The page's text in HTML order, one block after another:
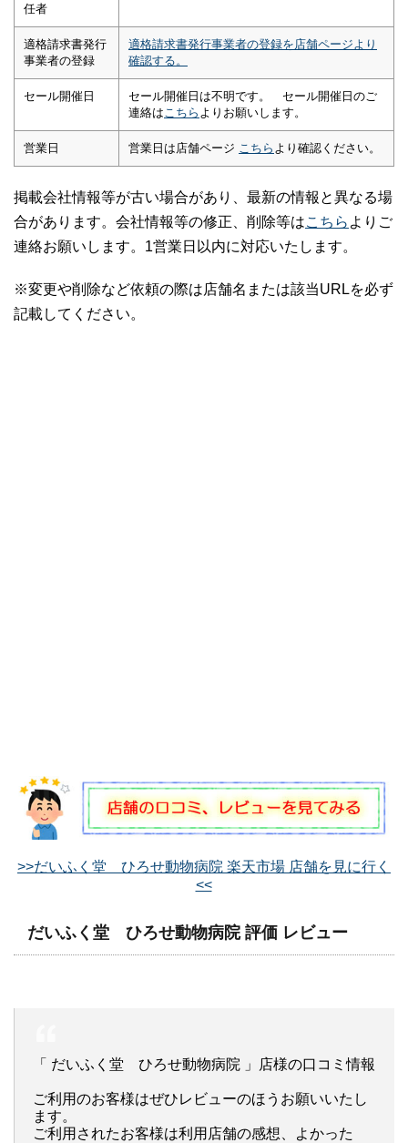
任者
適格請求書発行
事業者の登録
適格請求書発行事業者の登録を店舗ページより
確認する。
セール開催日
セール開催日は不明です。 セール開催日のご
連絡は こちら よりお願いします。
営業日 営業日は店舗ページ こちら より確認ください。
掲載会社情報等が古い場合があり、最新の情報と異なる場
合があります。会社情報等の修正、削除等はこちら よりご
連絡お願いします。1営業日以内に対応いたします。
※変更や削除など依頼の際は店舗名または該当URLを必ず
記載してください。
>>だいふく堂 ひろせ動物病院 楽天市場 店舗を見に行く
<<
だいふく堂 ひろせ動物病院 評価 レビュー
「 だいふく堂 ひろせ動物病院 」店様の口コミ情報
ご利用のお客様はぜひレビューのほうお願いいたし
ます。
ご利用されたお客様は利用店舗の感想、よかった